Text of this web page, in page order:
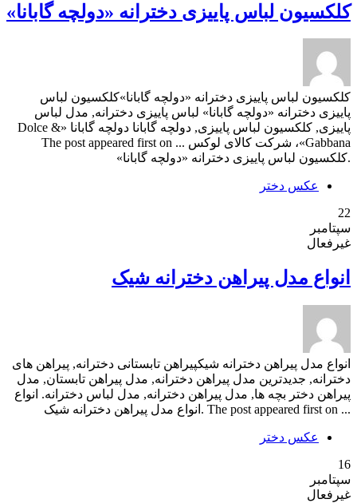
کلکسیون لباس پاییزی دخترانه «دولچه گابانا»
کلکسیون لباس پاییزی دخترانه «دولچه گابانا»کلکسیون لباس
پاییزی دخترانه «دولچه گابانا» لباس پاییزی دخترانه, مدل لباس
پاییزی, کلکسیون لباس پاییزی, دولچه گابانا دولچه گابانا «Dolce &
Gabbana»، شرکت کالای لوکس ... The post appeared first on
.کلکسیون لباس پاییزی دخترانه «دولچه گابانا»
عکس دختر
22
سپتامبر
غیرفعال
انواع مدل پیراهن دخترانه شیک
انواع مدل پیراهن دخترانه شیکپیراهن تابستانی دخترانه, پیراهن های
دخترانه, جدیدترین مدل پیراهن دخترانه, مدل پیراهن تابستان, مدل
پیراهن دختر بچه ها, مدل پیراهن دخترانه, مدل لباس دخترانه. انواع
... The post appeared first on .انواع مدل پیراهن دخترانه شیک
عکس دختر
16
سپتامبر
غیرفعال